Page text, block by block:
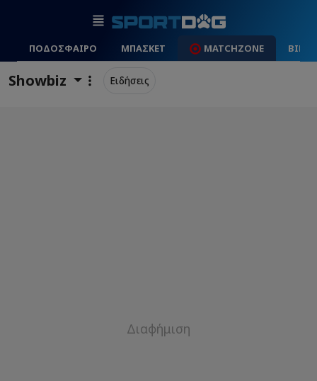
ΠΟΔΟΣΦΑΙΡΟ ΜΠΑΣΚΕΤ MATCHZONE
Showbiz Ειδήσεις